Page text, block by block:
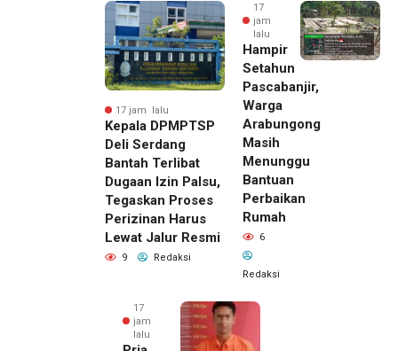
17 jam lalu
Kepala DPMPTSP
Deli Serdang
Bantah Terlibat
Dugaan Izin Palsu,
Tegaskan Proses
Perizinan Harus
Lewat Jalur Resmi
9 Redaksi
17
jam
lalu
Hampir
Setahun
Pascabanjir,
Warga
Arabungong
Masih
Menunggu
Bantuan
Perbaikan
Rumah
6
Redaksi
17
jam
lalu